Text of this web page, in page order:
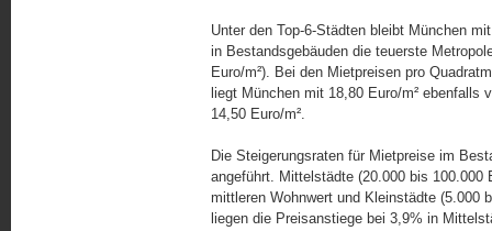
Unter den Top-6-Städten bleibt München
in Bestandsgebäuden die teuerste
Euro/m²). Bei den Mietpreisen pro
liegt München mit 18,80 Euro/m²
14,50 Euro/m².
Die Steigerungsraten für Mietpreise im
angeführt. Mittelstädte (20.000 bis
mittleren Wohnwert und Kleinstädte (5.000
liegen die Preisanstiege bei 3,9% in